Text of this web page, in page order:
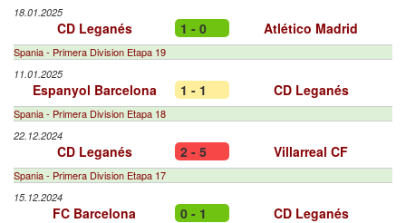
18.01.2025
CD Leganés 1 - 0 Atlético Madrid
Spania - Primera Division Etapa 19
11.01.2025
Espanyol Barcelona 1 - 1 CD Leganés
Spania - Primera Division Etapa 18
22.12.2024
CD Leganés 2 - 5 Villarreal CF
Spania - Primera Division Etapa 17
15.12.2024
FC Barcelona 0 - 1 CD Leganés